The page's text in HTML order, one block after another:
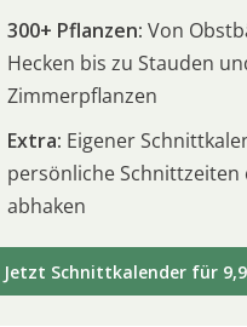
300+ Pflanzen: Von
Hecken bis zu Stauden
Zimmerpflanzen
Extra: Eigener
persönliche
abhaken
Jetzt Schnittkalender für